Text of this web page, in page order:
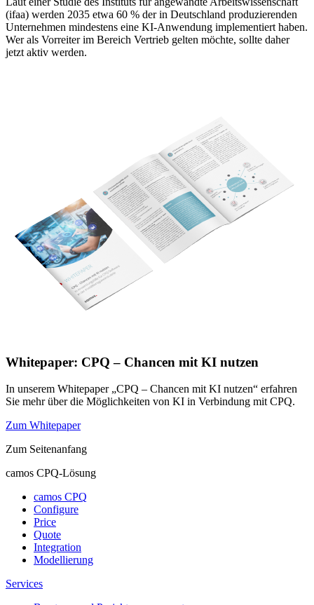
(ifaa) werden 2035 etwa 60 % der in Deutschland produzierenden
Unternehmen mindestens eine KI-Anwendung implementiert haben.
Wer als Vorreiter im Bereich Vertrieb gelten möchte, sollte daher
jetzt aktiv werden.
Whitepaper: CPQ – Chancen mit KI nutzen
In unserem Whitepaper „CPQ – Chancen mit KI nutzen“ erfahren
Sie mehr über die Möglichkeiten von KI in Verbindung mit CPQ.
Zum Whitepaper
Zum Seitenanfang
camos CPQ-Lösung
camos CPQ
Configure
Price
Quote
Integration
Modellierung
Services